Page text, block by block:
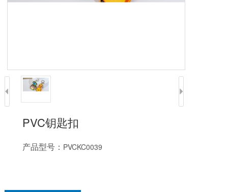
PVC钥匙扣
产品型号： PVCKC0039